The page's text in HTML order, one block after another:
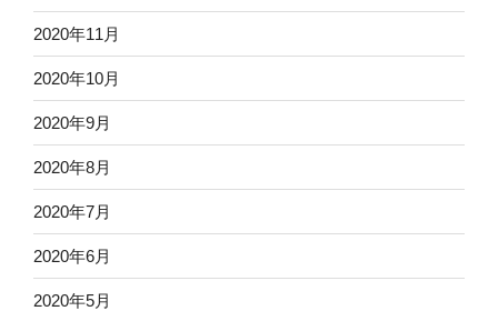
2020年11月
2020年10月
2020年9月
2020年8月
2020年7月
2020年6月
2020年5月